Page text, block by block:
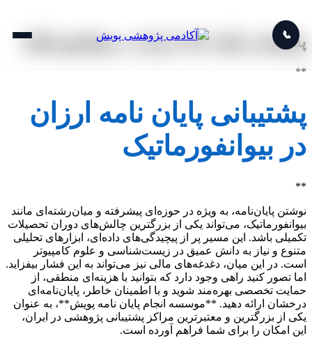
📞
پشتیبانی پایان نامه ارزان در بیوانفورماتیک
**
پشتیبانی پایان نامه ارزان
در بیوانفورماتیک
**
نوشتن پایان‌نامه، به ویژه در حوزه‌ای پیشرفته و میان‌رشته‌ای مانند
بیوانفورماتیک، می‌تواند یکی از بزرگترین چالش‌های دوران تحصیلات
تکمیلی باشد. این مسیر پر از پیچیدگی‌های داده‌ای، ابزارهای تحلیلی
متنوع و نیاز به دانش عمیق در زیست‌شناسی و علوم کامپیوتر
است. در این میان، دغدغه‌های مالی نیز می‌تواند به این فشار بیفزاید.
اما تصور کنید راهی وجود دارد که بتوانید با هزینه‌ای منطقی، از
حمایت تخصصی بهره‌مند شوید و با اطمینان خاطر، پایان‌نامه‌ای
درخشان ارائه دهید. **موسسه انجام پایان نامه پویش**، به عنوان
یکی از بزرگترین و معتبرترین مراکز پشتیبانی پژوهشی در ایران،
این امکان را برای شما فراهم آورده است.